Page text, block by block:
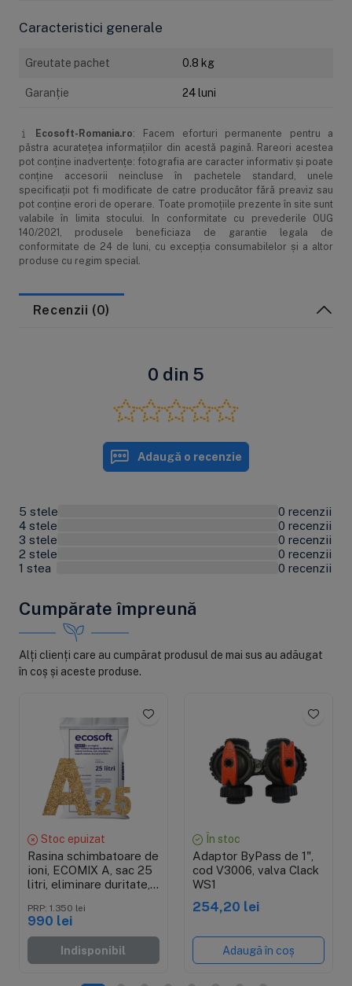
In timpul regenerarii, ionii de calciu si magneziu sunt spalati in
ioni de sodiu din solutia de saramura.
Parametrii tehnici de functionare:
Capacitate totala de schimb, eq/L (min.): 1.9
Continut de umiditate (%): 48-52.
Numarul de margele neimpartite %(min.): 90
Densitatea margelelor g/ml: 1.3
Greutate vrac g/L: 800
Conditii de utilizare optime:
Temperatura maxima de operare: 120 grade Celsius.
Plaja PH: 0 - 14
Adancime minima pat rasina: 800 mm
Debit regenerare/clatire: 1-10 m/h
Volum total de apa la regenerare: 3-6 ori patul de rasina
Pretul afisat este pe sac/25 litri
Modalități de comandă
Livrarea produselor
Garanție și service
Caracteristici generale
Greutate pachet 0.8 kg
Garanţie 24 luni
Ecosoft-Romania.ro: Facem eforturi permanente pentru a
păstra acurateţea informaţiilor din acestă pagină. Rareori acestea
pot conţine inadvertenţe: fotografia are caracter informativ şi poate
conţine accesorii neincluse în pachetele standard, unele
specificaţii pot fi modificate de catre producător fără preaviz sau
pot conţine erori de operare. Toate promoţiile prezente în site sunt
valabile în limita stocului. In conformitate cu prevederile OUG
140/2021, produsele beneficiaza de garantie legala de
conformitate de 24 de luni, cu excepția consumabilelor și a altor
produse cu regim special.
Recenzii (0)
0 din 5
Adaugă o recenzie
5 stele
0 recenzii
4 stele
0 recenzii
3 stele
0 recenzii
2 stele
0 recenzii
1 stea
0 recenzii
Cumpărate împreună
Alți clienți care au cumpărat produsul de mai sus au adăugat
în coș și aceste produse.
Stoc epuizat
Rasina schimbatoare de
ioni, ECOMIX A, sac 25
litri, eliminare duritate,
materii organice
moderate, capacitate
schimb ioni de 35g
CaCO3/litru
PRP: 1.350 lei
990 lei
Indisponibil
În stoc
Adaptor ByPass de 1",
cod V3006, valva Clack
WS1
254,20 lei
Adaugă în coș